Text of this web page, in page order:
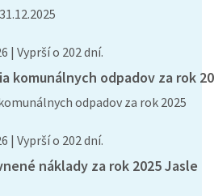
| Vyprší o 202 dní.
komunálnych odpadov za rok
odpadov za rok 2025
| Vyprší o 202 dní.
náklady za rok 2025 Jasle